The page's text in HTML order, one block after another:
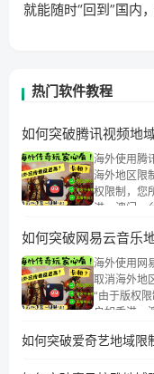
就能随时“回到”国内
热门软件教程
如何突破腾讯视频地
海外使用腾
海外地区限制。 当在海外打开腾讯视频，却突然
权限制，您所在
港、澳门、
权限制问题，且
朋友们，使
讯视频地区
湾、美国、
学、定居等
如何突破网易云音乐
海外使用网
取消海外地区限制。 当在海外打开
“由于版权限
户如香港、
地区及版权限
如何突破爱奇艺地域限